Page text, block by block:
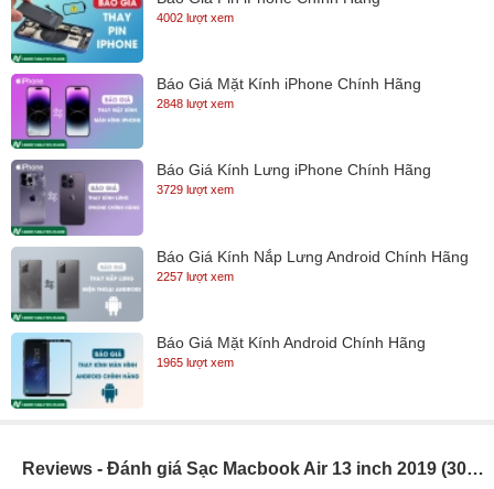
Công suất 30W, hỗ trợ điều chỉnh dòng điện
Sạc Macbook Apple 30W USB-C Power Adapter Chính hãng có
công suất sạc lên tới 30W. Với công suất khá lớn như vậy bộ sạc
này giúp quá trình sạc pin so với các bộ sạc thông thường khác
được rút ngắn một cách đáng kể.
4002 lượt xem
Báo Giá Mặt Kính iPhone Chính Hãng
2848 lượt xem
Báo Giá Kính Lưng iPhone Chính Hãng
3729 lượt xem
Báo Giá Kính Nắp Lưng Android Chính Hãng
2257 lượt xem
Báo Giá Mặt Kính Android Chính Hãng
1965 lượt xem
Reviews - Đánh giá Sạc Macbook Air 13 inch 2019 (30W Type C)